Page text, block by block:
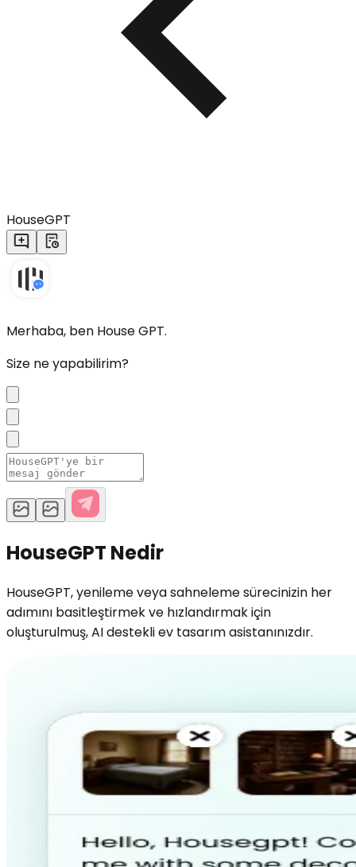
HouseGPT
Merhaba, ben House GPT.
Size ne yapabilirim?
HouseGPT Nedir
HouseGPT, yenileme veya sahneleme sürecinizin her
adımını basitleştirmek ve hızlandırmak için
oluşturulmuş, AI destekli ev tasarım asistanınızdır.